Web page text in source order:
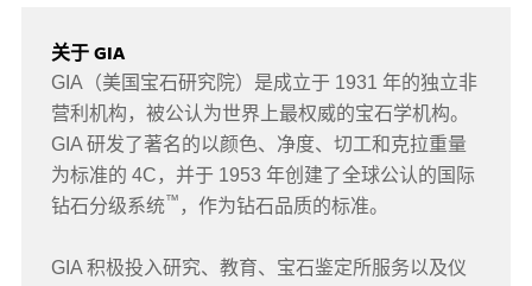
关于 GIA
GIA（美国宝石研究院）是成立于 1931 年的独立非
营利机构，被公认为世界上最权威的宝石学机构。
GIA 研发了著名的以颜色、净度、切工和克拉重量
为标准的 4C，并于 1953 年创建了全球公认的国际
钻石分级系统™ ，作为钻石品质的标准。
GIA 积极投入研究、教育、宝石鉴定所服务以及仪